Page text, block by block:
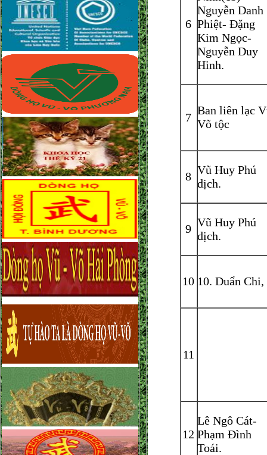
6
Nguyễn Danh
Phiệt- Đặng
Kim Ngọc-
Nguyễn Duy
Hinh.
7
Ban liên lạc
Võ tộc
8 Vũ Huy Phú
dịch.
9 Vũ Huy Phú
dịch.
10 10. Duẩn Chi,
11
12
Lê Ngô Cát-
Phạm Đình
Toái.